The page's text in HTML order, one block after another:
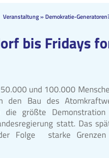
Veranstaltung» Demokratie-
bis Fridays
und 100.000
den Bau des
größte
statt. Das
der Folge starke